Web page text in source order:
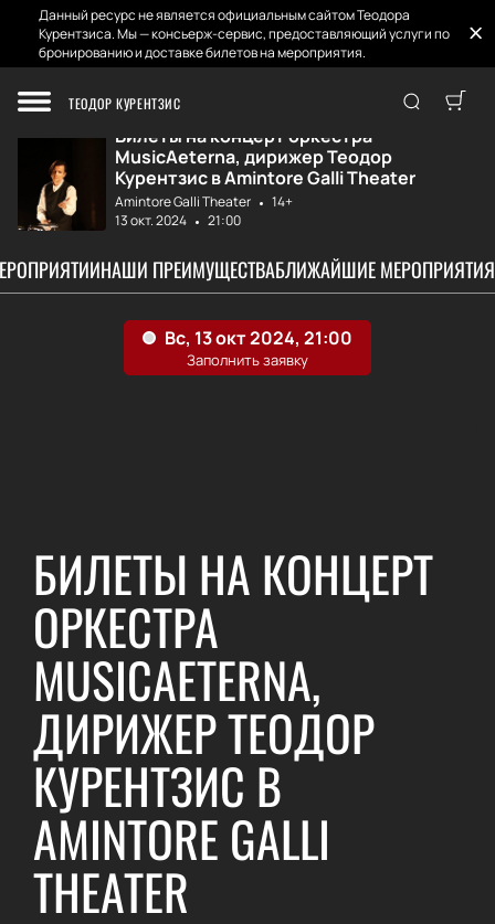
Данный ресурс не является официальным сайтом Теодора
Курентзиса. Мы — консьерж-сервис, предоставляющий услуги по
бронированию и доставке билетов на мероприятия.
ТЕОДОР КУРЕНТЗИС
Главная Афиша и Билеты
Билеты на концерт оркестра
MusicAeterna, дирижер Теодор
Курентзис в Amintore Galli Theater
Amintore Galli Theater
14+
13 окт. 2024
21:00
НАШИ ПРЕИМУЩЕСТВАБЛИЖАЙШИЕ МЕРОПРИЯТИЯ
БИЛЕТЫ НА КОНЦЕРТ
ОРКЕСТРА
MUSICAETERNA,
ДИРИЖЕР ТЕОДОР
КУРЕНТЗИС В
AMINTORE GALLI
THEATER